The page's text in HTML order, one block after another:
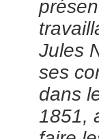
Jules
ses
dans
1851,